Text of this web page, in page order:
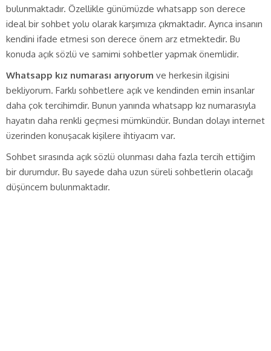
bulunmaktadır. Özellikle günümüzde whatsapp son derece
ideal bir sohbet yolu olarak karşımıza çıkmaktadır. Ayrıca insanın
kendini ifade etmesi son derece önem arz etmektedir. Bu
konuda açık sözlü ve samimi sohbetler yapmak önemlidir.
Whatsapp kız numarası arıyorum ve herkesin ilgisini
bekliyorum. Farklı sohbetlere açık ve kendinden emin insanlar
daha çok tercihimdir. Bunun yanında whatsapp kız numarasıyla
hayatın daha renkli geçmesi mümkündür. Bundan dolayı internet
üzerinden konuşacak kişilere ihtiyacım var.
Sohbet sırasında açık sözlü olunması daha fazla tercih ettiğim
bir durumdur. Bu sayede daha uzun süreli sohbetlerin olacağı
düşüncem bulunmaktadır.